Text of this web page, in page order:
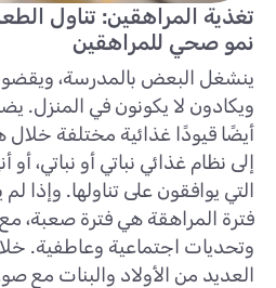
تغذية المراهقين: تناول
نمو صحي للمراهقين
ينشغل البعض بالمدرسة،
ويكادون لا يكونون في المنزل.
أيضًا قيودًا غذائية مختلفة خلال
إلى نظام غذائي نباتي أو نباتي،
التي يوافقون على تناولها. وإذا
فترة المراهقة هي فترة صعبة،
وتحديات اجتماعية وعاطفية.
العديد من الأولاد والبنات مع